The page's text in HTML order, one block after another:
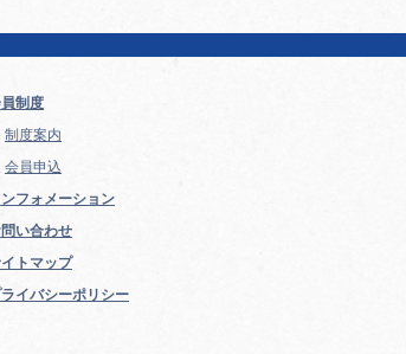
制度
制度案内
会員申込
フォメーション
い合わせ
トマップ
イバシーポリシー